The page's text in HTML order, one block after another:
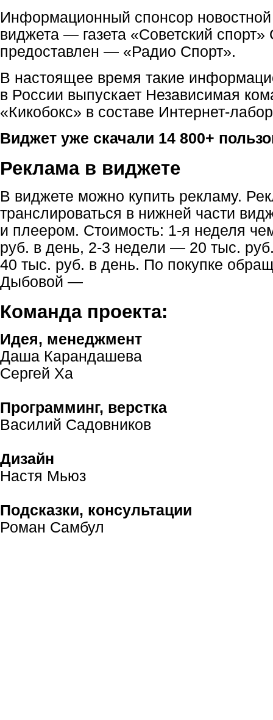
Информационный спонсор
виджета — газета «Советский
предоставлен — «Радио Спорт».
В настоящее время такие
в России выпускает Независимая
«Кикобокс» в составе Интернет-
Виджет уже скачали 14 800+
Реклама в виджете
В виджете можно купить рекламу.
транслироваться в нижней части
и плеером. Стоимость: 1-я неделя
руб. в день, 2-3 недели — 20 тыс.
40 тыс. руб. в день. По покупке
Дыбовой —
Команда проекта:
Идея, менеджмент
Даша Карандашева
Сергей Ха
Программинг, верстка
Василий Садовников
Дизайн
Настя Мьюз
Подсказки, консультации
Роман Самбул